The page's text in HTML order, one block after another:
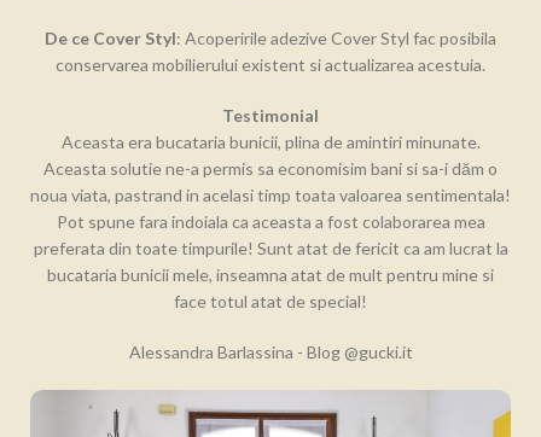
De ce Cover Styl: Acoperirile adezive Cover Styl fac posibila
conservarea mobilierului existent si actualizarea acestuia.
Testimonial
Aceasta era bucataria bunicii, plina de amintiri minunate.
Aceasta solutie ne-a permis sa economisim bani si sa-i dăm o
noua viata, pastrand in acelasi timp toata valoarea sentimentala!
Pot spune fara indoiala ca aceasta a fost colaborarea mea
preferata din toate timpurile! Sunt atat de fericit ca am lucrat la
bucataria bunicii mele, inseamna atat de mult pentru mine si
face totul atat de special!
Alessandra Barlassina - Blog @gucki.it